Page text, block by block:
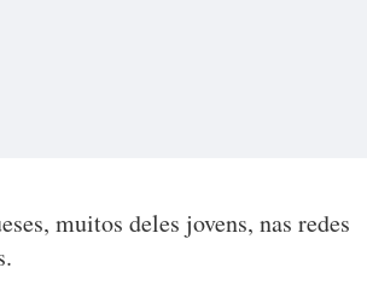
muitos deles jovens, nas redes